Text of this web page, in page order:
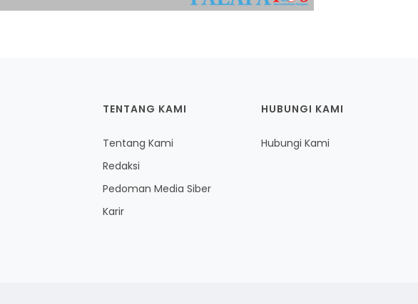
TENTANG KAMI
Tentang Kami
Redaksi
Pedoman Media Siber
Karir
HUBUNGI KAMI
Hubungi Kami